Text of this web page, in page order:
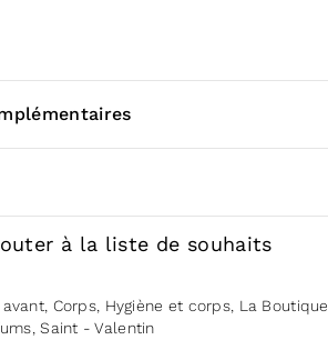
du parfum solide
yet.
into post a review.
à la liste de souhaits
, Corps, Hygiène et corps, La Boutique
,Saint - Valentin